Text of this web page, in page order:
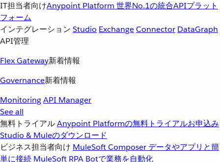
IT担当者向けAnypoint Platform 世界No.1の統合APIプラット
フォーム
インテグレーション Studio ExchangeConnector DataGraph
API管理
Flex Gateway新着情報
Governance新着情報
MonitoringAPI Manager
See all
無料トライアルAnypoint Platformの無料トライアルお申込み
Studio & Muleのダウンロード
ビジネス担当者向け MuleSoft Composer データやアプリと簡
単に接続 MuleSoft RPA Botで業務を自動化